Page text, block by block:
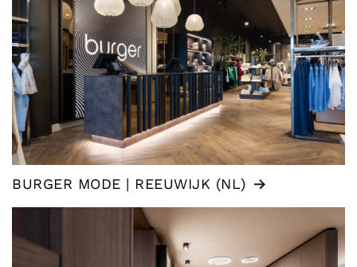
BURGER MODE | REEUWIJK (NL)